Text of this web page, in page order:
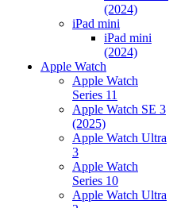
(2024)
iPad mini
iPad mini
(2024)
Apple Watch
Apple Watch
Series 11
Apple Watch SE 3
(2025)
Apple Watch Ultra
3
Apple Watch
Series 10
Apple Watch Ultra